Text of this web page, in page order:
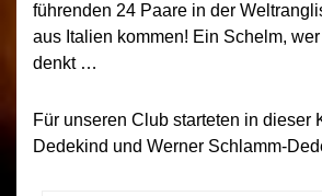
führenden 24 Paare in der
aus Italien kommen! Ein Schelm,
denkt …
Für unseren Club starteten in dieser
Dedekind und Werner Schlamm-